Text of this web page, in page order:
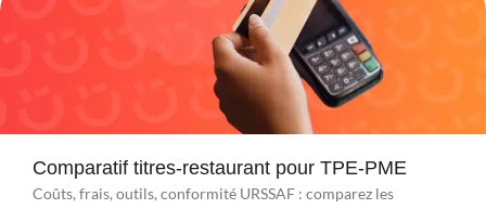
Comparatif titres-restaurant pour TPE-PME
Coûts, frais, outils, conformité URSSAF : comparez les